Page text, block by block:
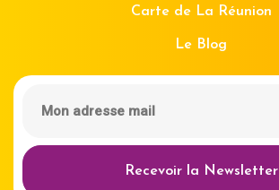
Carte de La Réunion
Le Blog
Recevoir la Newsletter